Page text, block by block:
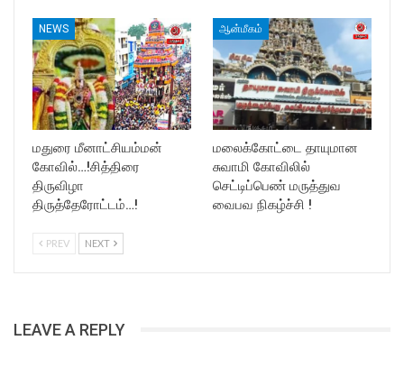
NEWS
மதுரை மீனாட்சியம்மன்
கோவில்…!சித்திரை
திருவிழா
திருத்தேரோட்டம்…!
ஆன்மீகம்
மலைக்கோட்டை தாயுமான
சுவாமி கோவிலில்
செட்டிப்பெண் மருத்துவ
வைபவ நிகழ்ச்சி !
PREV NEXT
LEAVE A REPLY